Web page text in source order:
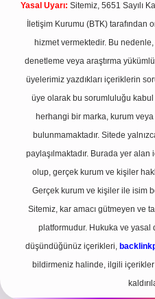
Yasal Uyarı: Sitemiz, 5651 Sayılı
İletişim Kurumu (BTK) tarafından
hizmet vermektedir. Bu
denetleme veya araştırma
üyelerimiz yazdıkları içeriklerin
üye olarak bu sorumluluğu kabul
herhangi bir marka, kurum veya
bulunmamaktadır. Sitede
paylaşılmaktadır. Burada yer
olup, gerçek kurum ve kişiler
Gerçek kurum ve kişiler ile isim
Sitemiz, kar amacı gütmeyen ve
platformudur. Hukuka ve yasal
düşündüğünüz içerikleri,
bildirmeniz halinde, ilgili